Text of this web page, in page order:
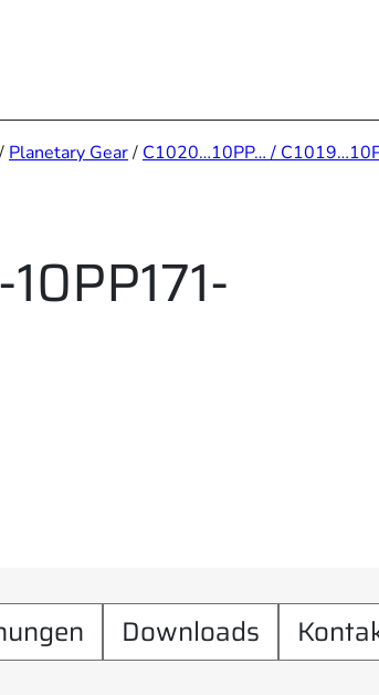
/ Planetary Gear/ C1020…10PP… /
Downloads